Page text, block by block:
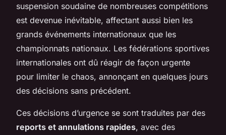
suspension soudaine de nombreuses compétitions
est devenue inévitable, affectant aussi bien les
grands événements internationaux que les
championnats nationaux. Les fédérations sportives
internationales ont dû réagir de façon urgente
pour limiter le chaos, annonçant en quelques jours
des décisions sans précédent.
Ces décisions d’urgence se sont traduites par des
reports et annulations rapides, avec des